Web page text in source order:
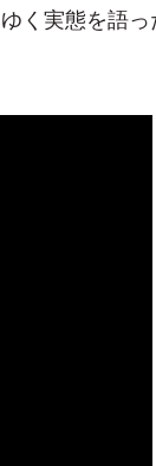
く実態を語